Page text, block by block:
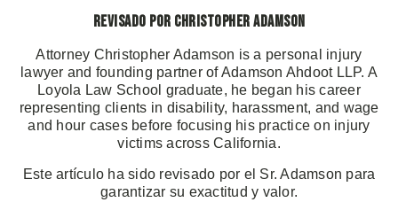
Revisado por Christopher Adamson
Attorney Christopher Adamson is a personal injury
lawyer and founding partner of Adamson Ahdoot LLP. A
Loyola Law School graduate, he began his career
representing clients in disability, harassment, and wage
and hour cases before focusing his practice on injury
victims across California.
Este artículo ha sido revisado por el Sr. Adamson para
garantizar su exactitud y valor.